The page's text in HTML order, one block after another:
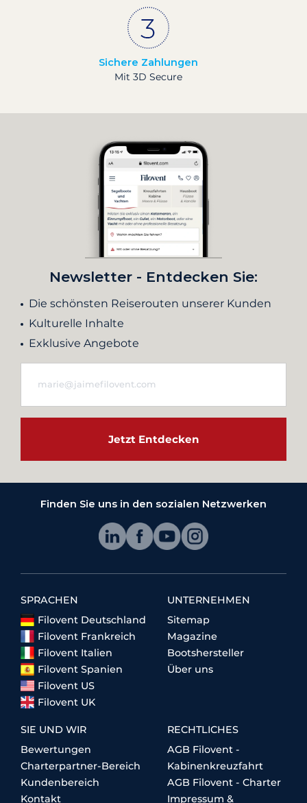
Sichere Zahlungen
Mit 3D Secure
Newsletter - Entdecken Sie:
Die schönsten Reiserouten unserer Kunden
Kulturelle Inhalte
Exklusive Angebote
Jetzt Entdecken
Finden Sie uns in den sozialen Netzwerken
SPRACHEN
Filovent Deutschland
Filovent Frankreich
Filovent Italien
Filovent Spanien
Filovent US
Filovent UK
UNTERNEHMEN
Sitemap
Magazine
Bootshersteller
Über uns
SIE UND WIR
Bewertungen
Charterpartner-Bereich
Kundenbereich
Kontakt
RECHTLICHES
AGB Filovent -
Kabinenkreuzfahrt
AGB Filovent - Charter
Impressum &